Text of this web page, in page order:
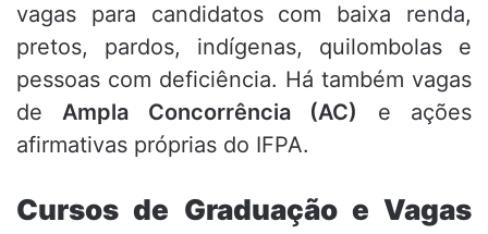
vagas para candidatos com baixa renda,
pretos, pardos, indígenas, quilombolas e
pessoas com deficiência. Há também vagas
deAmpla Concorrência (AC) e ações
afirmativas próprias do IFPA.
Cursos de Graduação e Vagas